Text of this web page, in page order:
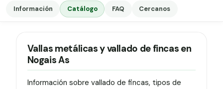
Información Catálogo FAQ Cercanos
Vallas metálicas y vallado de fincas en
Nogais As
Información sobre vallado de fincas, tipos de